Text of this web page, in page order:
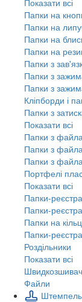
Папки на
Папки на
Папки на
Папки на
Папки з
Папки з
Папки з
Кліпборди і
Папки з
Показати всі
Папки з
Папки з
Папки з
Портфелі
Показати всі
Папки-
Папки-
Папки на
Папки-
Роздільники
Показати всі
Файли